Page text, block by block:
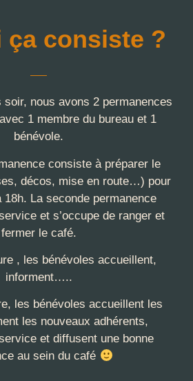
ça consiste ?
soir, nous avons 2 permanences
1 membre du bureau et 1
bénévole.
consiste à préparer le
décos, mise en route…) pour
18h. La seconde permanence
et s’occupe de ranger et
fermer le café.
, les bénévoles accueillent,
informent…..
les bénévoles accueillent les
les nouveaux adhérents,
et diffusent une bonne
au sein du café